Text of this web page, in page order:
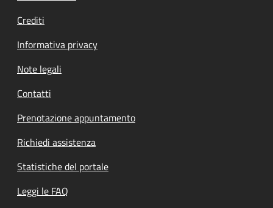
Crediti
Informativa privacy
Note legali
Contatti
Prenotazione appuntamento
Richiedi assistenza
Statistiche del portale
Leggi le FAQ